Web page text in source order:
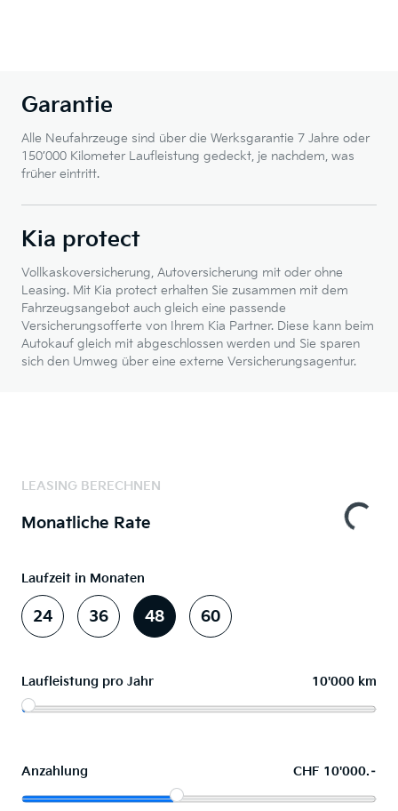
Garantie
Alle Neufahrzeuge sind über die Werksgarantie 7 Jahre oder
150’000 Kilometer Laufleistung gedeckt, je nachdem, was
früher eintritt.
Kia protect
Vollkaskoversicherung, Autoversicherung mit oder ohne
Leasing. Mit Kia protect erhalten Sie zusammen mit dem
Fahrzeugsangebot auch gleich eine passende
Versicherungsofferte von Ihrem Kia Partner. Diese kann beim
Autokauf gleich mit abgeschlossen werden und Sie sparen
sich den Umweg über eine externe Versicherungsagentur.
LEASING BERECHNEN
Monatliche Rate
Laufzeit in Monaten
24 36 48 60
Laufleistung pro Jahr 10'000 km
Anzahlung CHF 10'000.–